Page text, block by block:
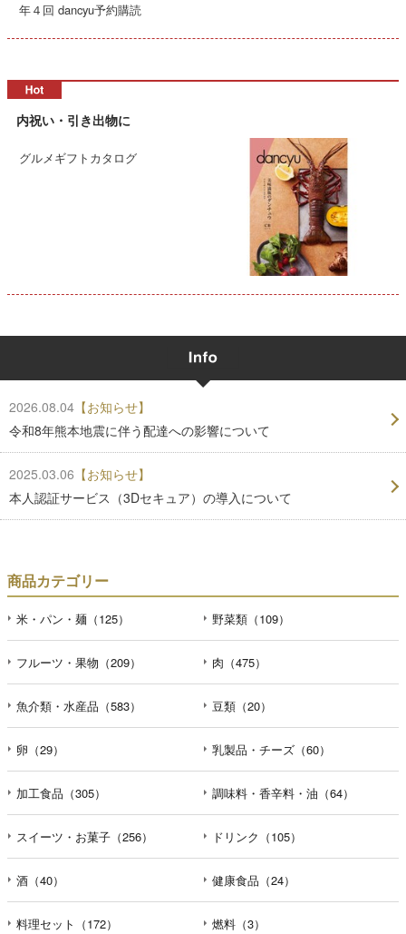
年４回 dancyu予約購読
内祝い・引き出物に
グルメギフトカタログ
2026.08.04 【お知らせ】
令和8年熊本地震に伴う配達への影響について
2025.03.06 【お知らせ】
本人認証サービス（3Dセキュア）の導入について
商品カテゴリー
米・パン・麺（125） 野菜類（109）
フルーツ・果物（209） 肉（475）
魚介類・水産品（583） 豆類（20）
卵（29） 乳製品・チーズ（60）
加工食品（305） 調味料・香辛料・油（64）
スイーツ・お菓子（256） ドリンク（105）
酒（40） 健康食品（24）
料理セット（172） 燃料（3）